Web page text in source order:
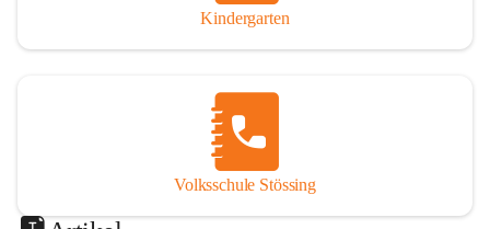
Kindergarten
Volksschule Stössing